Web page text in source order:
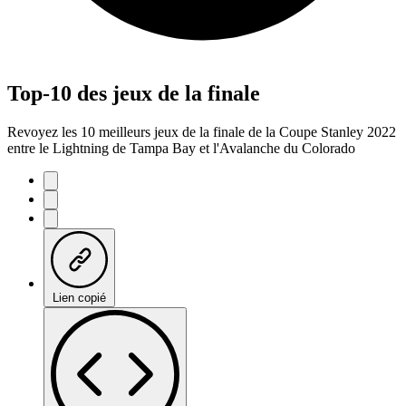
Top-10 des jeux de la finale
Revoyez les 10 meilleurs jeux de la finale de la Coupe Stanley 2022
entre le Lightning de Tampa Bay et l'Avalanche du Colorado
Lien copié